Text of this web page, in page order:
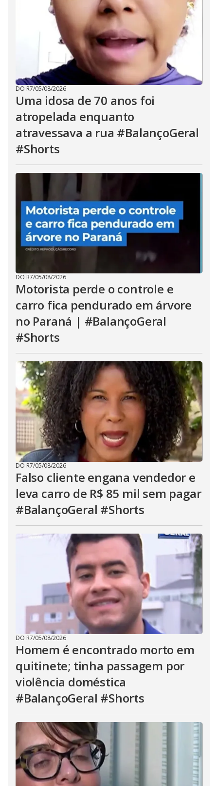
DO R7/05/08/2026
Uma idosa de 70 anos foi
atropelada enquanto
atravessava a rua #BalançoGeral
#Shorts
DO R7/05/08/2026
Motorista perde o controle e
carro fica pendurado em árvore
no Paraná | #BalançoGeral
#Shorts
DO R7/05/08/2026
Falso cliente engana vendedor e
leva carro de R$ 85 mil sem pagar
#BalançoGeral #Shorts
DO R7/05/08/2026
Homem é encontrado morto em
quitinete; tinha passagem por
violência doméstica
#BalançoGeral #Shorts